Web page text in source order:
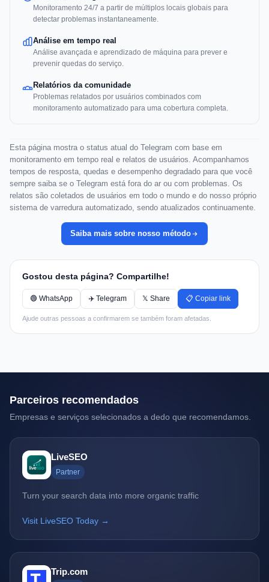
Monitoramento 24/7 a partir de múltiplos locais globais para
detectar problemas instantaneamente.
Análise em tempo real
Análise avançada e aprendizado de máquina para prever e
prevenir quedas do serviço.
Relatórios da comunidade
Problemas relatados por usuários combinados com
monitoramento automatizado para uma cobertura completa.
Esta página mostra o status atual do Telegram com base em
monitoramento em tempo real e relatos de usuários. Acompanhamos
tempos de resposta, quedas e desempenho degradado para que você
sempre saiba se o Telegram está fora do ar ou com problemas. Os
relatos são coletados de usuários em todo o mundo e do nosso próprio
sistema de varredura automatizado, sendo atualizados continuamente.
Saiba mais sobre nosso método
Gostou desta página? Compartilhe!
🟢 WhatsApp ✈️ Telegram 𝕏 Share 📋 Copiar link
Ajude outras pessoas a confirmarem se também foram afetadas.
Parceiros recomendados
Empresas e serviços selecionados a dedo que recomendamos.
LiveSEO
Partner
Turn your search data into more organic traffic
Visit LiveSEO Today →
Trip.com